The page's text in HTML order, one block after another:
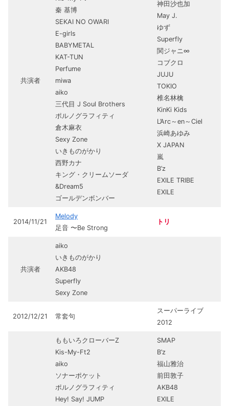
共演者
秦 基博
SEKAI NO OWARI
E-girls
BABYMETAL
KAT-TUN
Perfume
miwa
aiko
三代目 J Soul Brothers
ポルノグラフィティ
倉木麻衣
Sexy Zone
いきものがかり
西野カナ
キング・クリームソーダ
&Dream5
ゴールデンボンバー
神田沙也加
May J.
ゆず
Superfly
関ジャニ∞
コブクロ
JUJU
TOKIO
椎名林檎
KinKi Kids
L’Arc～en～Ciel
浜崎あゆみ
X JAPAN
嵐
B’z
EXILE TRIBE
EXILE
2014/11/21
Melody
足音 〜Be Strong
トリ
共演者
aiko
いきものがかり
AKB48
Superfly
Sexy Zone
2012/12/21 常套句
スーパーライブ
2012
ももいろクローバーZ
Kis-My-Ft2
aiko
ソナーポケット
ポルノグラフィティ
Hey! Say! JUMP
SMAP
B’z
福山雅治
前田敦子
AKB48
EXILE